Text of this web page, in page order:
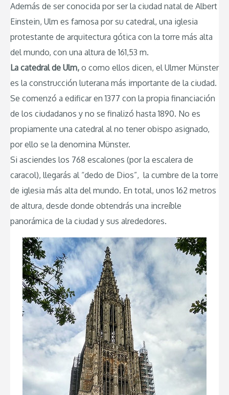
Además de ser conocida por ser la ciudad natal de Albert
Einstein, Ulm es famosa por su catedral, una iglesia
protestante de arquitectura gótica con la torre más alta
del mundo, con una altura de 161,53 m.
La catedral de Ulm, o como ellos dicen, el Ulmer Münster
es la construcción luterana más importante de la ciudad.
Se comenzó a edificar en 1377 con la propia financiación
de los ciudadanos y no se finalizó hasta 1890. No es
propiamente una catedral al no tener obispo asignado,
por ello se la denomina Münster.
Si asciendes los 768 escalones (por la escalera de
caracol), llegarás al “dedo de Dios”, la cumbre de la torre
de iglesia más alta del mundo. En total, unos 162 metros
de altura, desde donde obtendrás una increíble
panorámica de la ciudad y sus alrededores.